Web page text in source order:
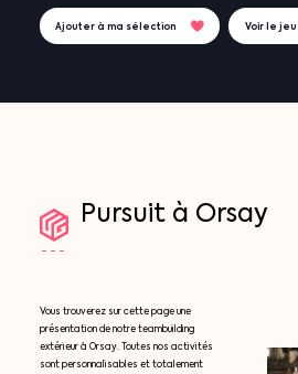
Ajouter à ma sélection Voir le jeu
Pursuit à Orsay
Vous trouverez sur cette page une
présentation de notre teambuilding
extérieur à Orsay. Toutes nos activités
sont personnalisables et totalement